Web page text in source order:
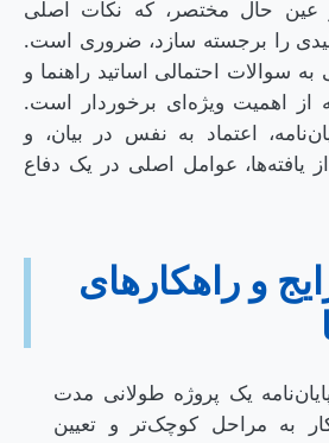
عین حال مختصر، که نکات اصلی
را برجسته سازد، ضروری است.
سوالات احتمالی اساتید راهنما و
از اهمیت ویژه‌ای برخوردار است.
اعتماد به نفس در بیان، و
یافته‌ها، عوامل اصلی در یک دفاع
و راهکارهای
یک پروژه طولانی مدت
به مراحل کوچک‌تر و تعیین